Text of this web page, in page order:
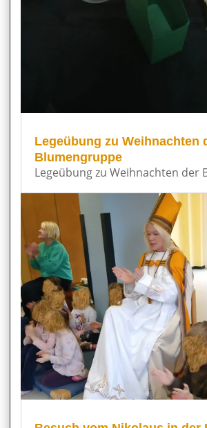
Legeübung zu Weihnachten
Blumengruppe
Legeübung zu Weihnachten der